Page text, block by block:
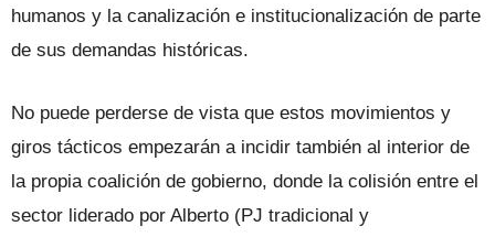
humanos y la canalización e institucionalización de parte
de sus demandas históricas.
No puede perderse de vista que estos movimientos y
giros tácticos empezarán a incidir también al interior de
la propia coalición de gobierno, donde la colisión entre el
sector liderado por Alberto (PJ tradicional y